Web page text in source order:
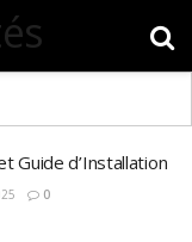
Guide d’Installation
0